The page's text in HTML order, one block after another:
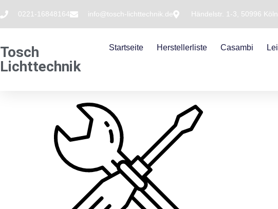
0221-16848164 info@tosch-lichttechnik.de Händelstr. 1-3, 50996 Köln
Tosch
Lichttechnik
Startseite Herstellerliste Casambi